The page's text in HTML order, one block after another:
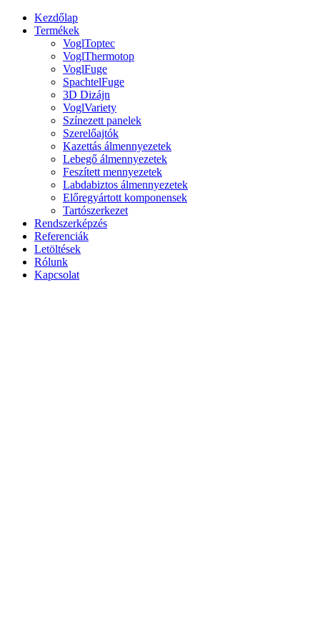
Kezdőlap
Termékek
VoglToptec
VoglThermotop
VoglFuge
SpachtelFuge
3D Dizájn
VoglVariety
Színezett panelek
Szerelőajtók
Kazettás álmennyezetek
Lebegő álmennyezetek
Feszített mennyezetek
Labdabiztos álmennyezetek
Előregyártott komponensek
Tartószerkezet
Rendszerképzés
Referenciák
Letöltések
Rólunk
Kapcsolat